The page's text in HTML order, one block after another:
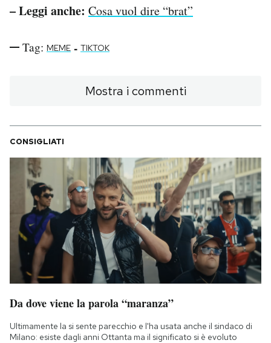
– Leggi anche: Cosa vuol dire “brat”
Tag: MEME - TIKTOK
Mostra i commenti
CONSIGLIATI
Da dove viene la parola “maranza”
Ultimamente la si sente parecchio e l'ha usata anche il sindaco di
Milano: esiste dagli anni Ottanta ma il significato si è evoluto